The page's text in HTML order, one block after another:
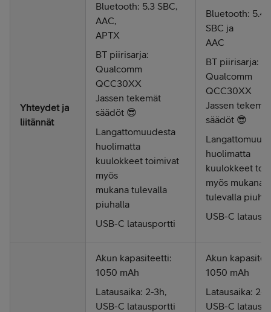
Yhteydet ja
liitännät
Bluetooth: 5.3 SBC,
AAC,
APTX
BT piirisarja:
Qualcomm
QCC30XX
Jassen tekemät
säädöt 😎
Langattomuudesta
huolimatta
kuulokkeet toimivat
myös
mukana tulevalla
piuhalla
USB-C latausportti
Bluetooth: 5.4
SBC ja
AAC
BT piirisarja:
Qualcomm
QCC30XX
Jassen tekemät
säädöt 😎
huolimatta
kuulokkeet
myös mukana
tulevalla
USB-C
Akun kapasiteetti:
1050 mAh
Latausaika: 2-3h,
USB-C latausportti
Akun
1050 mAh
Latausaika: 2-
USB-C